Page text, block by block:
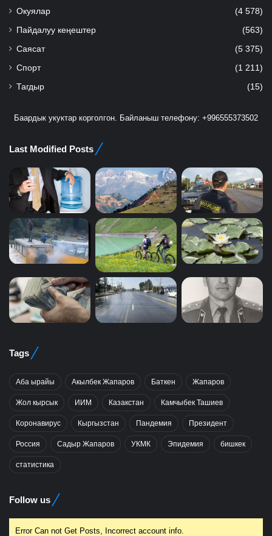
Окуялар (4 578)
Пайдалуу кеңештер (563)
Саясат (5 375)
Спорт (1 211)
Тагдыр (15)
Баардык укуктар корголгон. Байланыш телефону: +996555373502
Last Modified Posts
Tags
Аба ырайы Акылбек Жапаров Баткен Жапаров
Жол кырсык ИИМ Казакстан Камчыбек Ташиев
Коронавирус Кыргызстан Пандемия Президент
Россия Садыр Жапаров УКМК Эпидемия бишкек
статистика
Follow us
Error Can not Get Posts, Incorrect account info.